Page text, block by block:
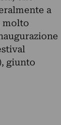
a
molto
giunto